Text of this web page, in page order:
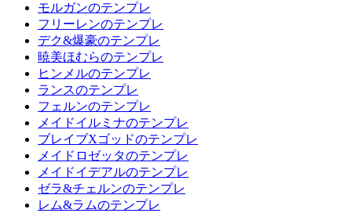
モルガンのテンプレ
フリーレンのテンプレ
デク&爆豪のテンプレ
暁美ほむらのテンプレ
ヒンメルのテンプレ
ランスのテンプレ
フェルンのテンプレ
メイドイルミナのテンプレ
ブレイブXゴッドのテンプレ
メイドロゼッタのテンプレ
メイドイデアルのテンプレ
ゼラ&チェルンのテンプレ
レム&ラムのテンプレ